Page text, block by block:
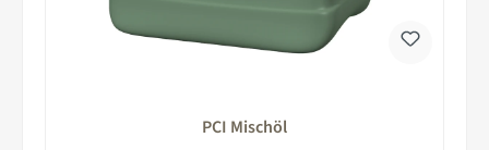
PCI Mischöl